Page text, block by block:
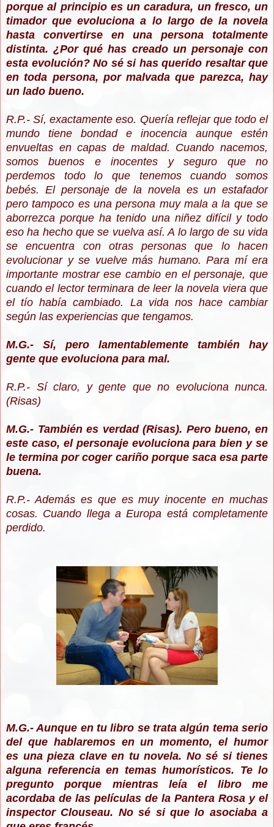
porque al principio es un caradura, un fresco, un
timador que evoluciona a lo largo de la novela
hasta convertirse en una persona totalmente
distinta. ¿Por qué has creado un personaje con
esta evolución? No sé si has querido resaltar que
en toda persona, por malvada que parezca, hay
un lado bueno.
R.P.- Sí, exactamente eso. Quería reflejar que todo el
mundo tiene bondad e inocencia aunque estén
envueltas en capas de maldad. Cuando nacemos,
somos buenos e inocentes y seguro que no
perdemos todo lo que tenemos cuando somos
bebés. El personaje de la novela es un estafador
pero tampoco es una persona muy mala a la que se
aborrezca porque ha tenido una niñez difícil y todo
eso ha hecho que se vuelva así. A lo largo de su vida
se encuentra con otras personas que lo hacen
evolucionar y se vuelve más humano. Para mí era
importante mostrar ese cambio en el personaje, que
cuando el lector terminara de leer la novela viera que
el tío había cambiado. La vida nos hace cambiar
según las experiencias que tengamos.
M.G.- Sí, pero lamentablemente también hay
gente que evoluciona para mal.
R.P.- Sí claro, y gente que no evoluciona nunca.
(Risas)
M.G.- También es verdad (Risas). Pero bueno, en
este caso, el personaje evoluciona para bien y se
le termina por coger cariño porque saca esa parte
buena.
R.P.- Además es que es muy inocente en muchas
cosas. Cuando llega a Europa está completamente
perdido.
M.G.- Aunque en tu libro se trata algún tema serio
del que hablaremos en un momento, el humor
es una pieza clave en tu novela. No sé si tienes
alguna referencia en temas humorísticos. Te lo
pregunto porque mientras leía el libro me
acordaba de las películas de la Pantera Rosa y el
inspector Clouseau. No sé si que lo asociaba a